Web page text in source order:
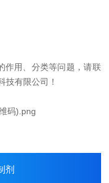
作用、分类等问题，请联
有限公司！
剂